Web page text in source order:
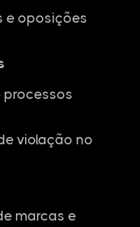
e oposições
processos
violação no
marcas e